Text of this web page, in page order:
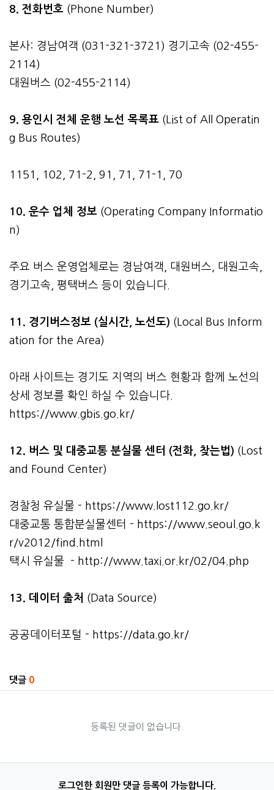
8. 전화번호 (Phone Number)
본사: 경남여객 (031-321-3721) 경기고속 (02-455-
2114)
대원버스 (02-455-2114)
9. 용인시 전체 운행 노선 목록표 (List of All Operatin
g Bus Routes)
1151, 102, 71-2, 91, 71, 71-1, 70
10. 운수 업체 정보 (Operating Company Informatio
n)
주요 버스 운영업체로는 경남여객, 대원버스, 대원고속,
경기고속, 평택버스 등이 있습니다.
11. 경기버스정보 (실시간, 노선도) (Local Bus Inform
ation for the Area)
아래 사이트는 경기도 지역의 버스 현황과 함께 노선의
상세 정보를 확인 하실 수 있습니다.
https://www.gbis.go.kr/
12. 버스 및 대중교통 분실물 센터 (전화, 찾는법) (Lost
and Found Center)
경찰청 유실물 - https://www.lost112.go.kr/
대중교통 통합분실물센터 - https://www.seoul.go.k
r/v2012/find.html
택시 유실물 - http://www.taxi.or.kr/02/04.php
13. 데이터 출처 (Data Source)
공공데이터포털 - https://data.go.kr/
댓글 0
등록된 댓글이 없습니다.
로그인한 회원만 댓글 등록이 가능합니다.